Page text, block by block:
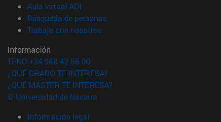
Aula virtual ADI
Búsqueda de personas(abre en nueva ventana)
Trabaja con nosotros(abre en nueva ventana)
Información
TFNO +34 948 42 56 00
¿QUÉ GRADO TE INTERESA?
¿QUÉ MÁSTER TE INTERESA?
© Universidad de Navarra
Información legal